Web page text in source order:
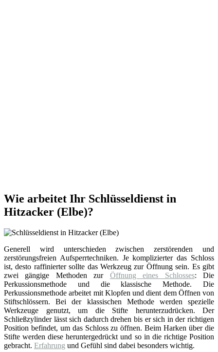
Wie arbeitet Ihr Schlüsseldienst in
Hitzacker (Elbe)?
Generell wird unterschieden zwischen zerstörenden und
zerstörungsfreien Aufsperrtechniken. Je komplizierter das Schloss
ist, desto raffinierter sollte das Werkzeug zur Öffnung sein. Es gibt
zwei gängige Methoden zur Öffnung eines Schlosses: Die
Perkussionsmethode und die klassische Methode. Die
Perkussionsmethode arbeitet mit Klopfen und dient dem Öffnen von
Stiftschlössern. Bei der klassischen Methode werden spezielle
Werkzeuge genutzt, um die Stifte herunterzudrücken. Der
Schließzylinder lässt sich dadurch drehen bis er sich in der richtigen
Position befindet, um das Schloss zu öffnen. Beim Harken über die
Stifte werden diese heruntergedrückt und so in die richtige Position
gebracht. Erfahrung und Gefühl sind dabei besonders wichtig.